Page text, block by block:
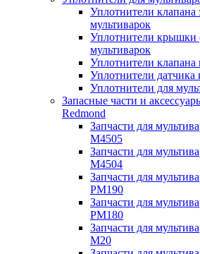
Уплотнители клапана
мультиварок
Уплотнители крышки
мультиварок
Уплотнители клапана
Уплотнители
Уплотнители для
Запасные части и
Redmond
Запчасти для
M4505
Запчасти для
M4504
Запчасти для
PM190
Запчасти для
PM180
Запчасти для
M20